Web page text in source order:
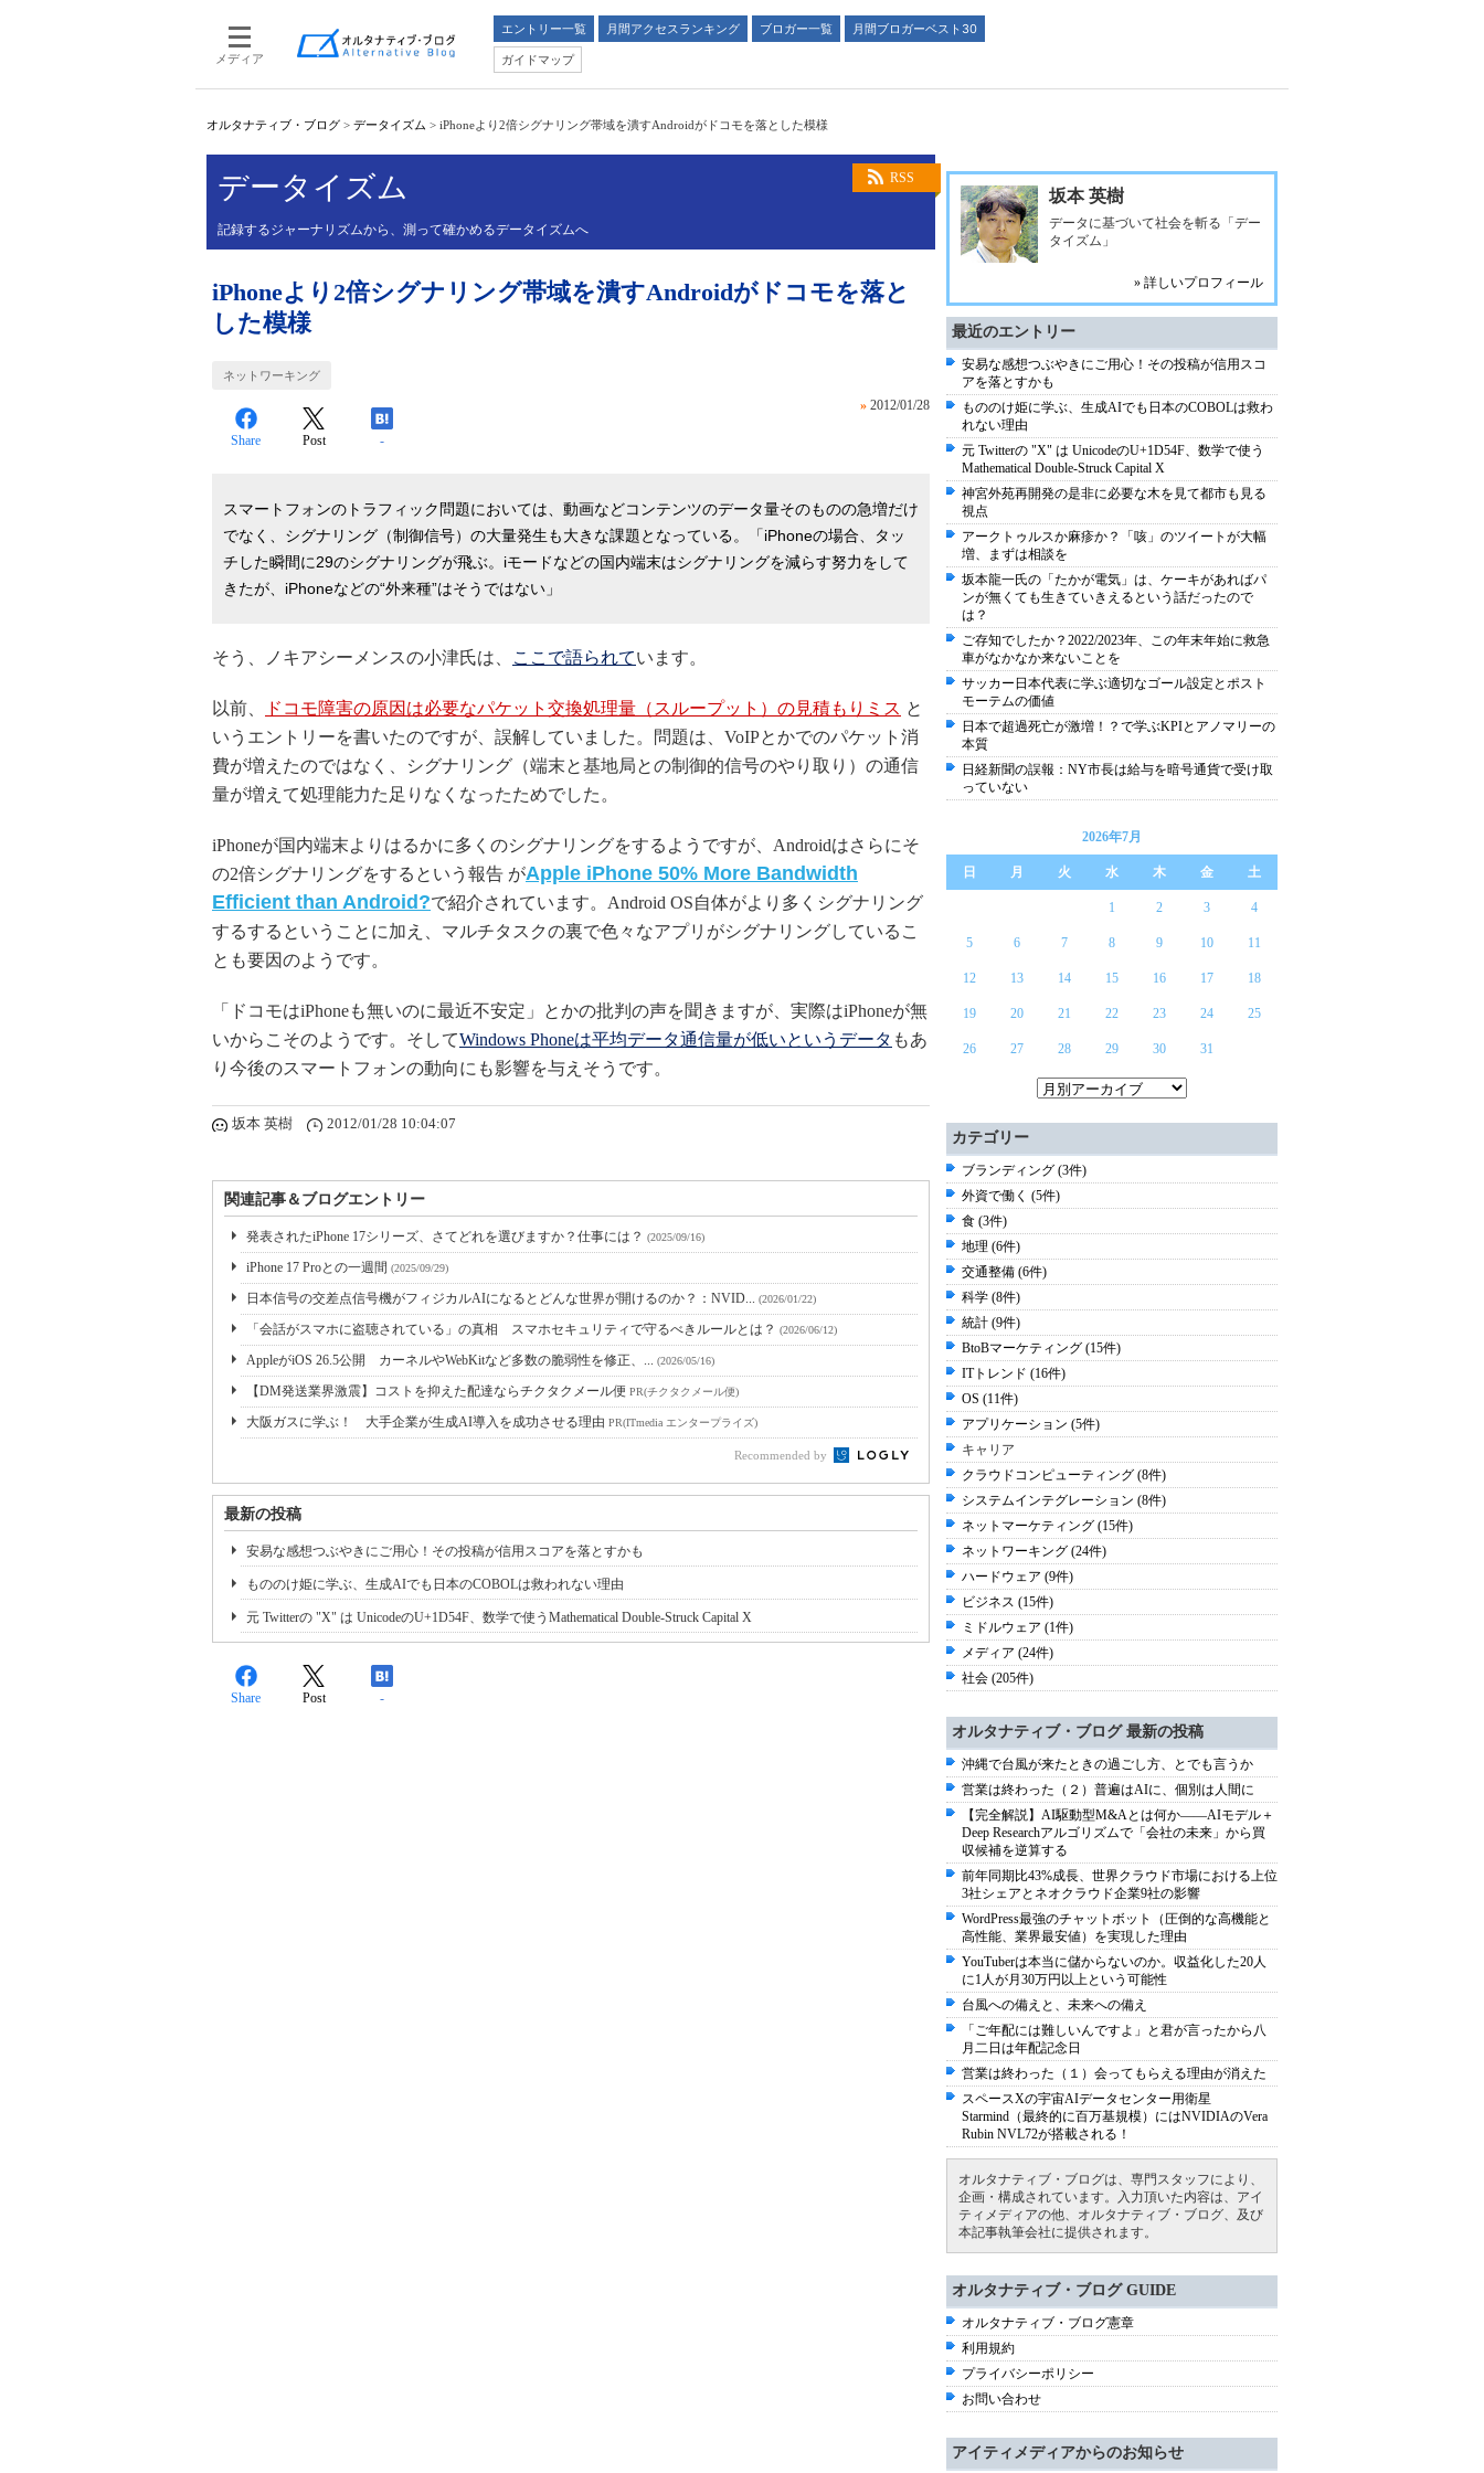
メディア
エントリー一覧 月間アクセスランキング ブロガー一覧
月間ブロガーベスト30
ガイドマップ
オルタナティブ・ブログ > データイズム > iPhoneより2倍シグナリング帯域を潰すAndroidがドコモを落とした模様
RSS
データイズム
記録するジャーナリズムから、測って確かめるデータイズムへ
iPhoneより2倍シグナリング帯域を潰すAndroidがドコモを落と
した模様
ネットワーキング
» 2012/01/28
Share Post -
スマートフォンのトラフィック問題においては、動画などコンテンツのデータ量そのものの急増だけ
でなく、シグナリング（制御信号）の大量発生も大きな課題となっている。「iPhoneの場合、タッ
チした瞬間に29のシグナリングが飛ぶ。iモードなどの国内端末はシグナリングを減らす努力をして
きたが、iPhoneなどの“外来種”はそうではない」
そう、ノキアシーメンスの小津氏は、 ここで語られています。
以前、 ドコモ障害の原因は必要なパケット交換処理量（スループット）の見積もりミス と
いうエントリーを書いたのですが、誤解していました。問題は、VoIPとかでのパケット消
費が増えたのではなく、シグナリング（端末と基地局との制御的信号のやり取り）の通信
量が増えて処理能力た足りなくなったためでした。
iPhoneが国内端末よりはるかに多くのシグナリングをするようですが、Androidはさらにそ
の2倍シグナリングをするという報告 がApple iPhone 50% More Bandwidth
Efficient than Android?で紹介されています。Android OS自体がより多くシグナリング
するするということに加え、マルチタスクの裏で色々なアプリがシグナリングしているこ
とも要因のようです。
「ドコモはiPhoneも無いのに最近不安定」とかの批判の声を聞きますが、実際はiPhoneが無
いからこそのようです。そしてWindows Phoneは平均データ通信量が低いというデータ もあ
り今後のスマートフォンの動向にも影響を与えそうです。
坂本 英樹 2012/01/28 10:04:07
関連記事＆ブログエントリー
発表されたiPhone 17シリーズ、さてどれを選びますか？仕事には？ (2025/09/16)
iPhone 17 Proとの一週間 (2025/09/29)
日本信号の交差点信号機がフィジカルAIになるとどんな世界が開けるのか？：NVID... (2026/01/22)
「会話がスマホに盗聴されている」の真相 スマホセキュリティで守るべきルールとは？ (2026/06/12)
AppleがiOS 26.5公開 カーネルやWebKitなど多数の脆弱性を修正、... (2026/05/16)
【DM発送業界激震】コストを抑えた配達ならチクタクメール便 PR(チクタクメール便)
大阪ガスに学ぶ！ 大手企業が生成AI導入を成功させる理由 PR(ITmedia エンタープライズ)
Recommended by
最新の投稿
安易な感想つぶやきにご用心！その投稿が信用スコアを落とすかも
もののけ姫に学ぶ、生成AIでも日本のCOBOLは救われない理由
元 Twitterの "X" は UnicodeのU+1D54F、数学で使うMathematical Double-Struck Capital X
Share Post -
坂本 英樹
データに基づいて社会を斬る「デー
タイズム」
» 詳しいプロフィール
最近のエントリー
安易な感想つぶやきにご用心！その投稿が信用スコ
アを落とすかも
もののけ姫に学ぶ、生成AIでも日本のCOBOLは救わ
れない理由
元 Twitterの "X" は UnicodeのU+1D54F、数学で使う
Mathematical Double-Struck Capital X
神宮外苑再開発の是非に必要な木を見て都市も見る
視点
アークトゥルスか麻疹か？「咳」のツイートが大幅
増、まずは相談を
坂本龍一氏の「たかが電気」は、ケーキがあればパ
ンが無くても生きていきえるという話だったので
は？
ご存知でしたか？2022/2023年、この年末年始に救急
車がなかなか来ないことを
サッカー日本代表に学ぶ適切なゴール設定とポスト
モーテムの価値
日本で超過死亡が激増！？で学ぶKPIとアノマリーの
本質
日経新聞の誤報：NY市長は給与を暗号通貨で受け取
っていない
2026年7月
日 月 火 水 木 金 土
1 2 3 4
5 6 7 8 9 10 11
12 13 14 15 16 17 18
19 20 21 22 23 24 25
26 27 28 29 30 31
カテゴリー
ブランディング (3件)
外資で働く (5件)
食 (3件)
地理 (6件)
交通整備 (6件)
科学 (8件)
統計 (9件)
BtoBマーケティング (15件)
ITトレンド (16件)
OS (11件)
アプリケーション (5件)
キャリア
クラウドコンピューティング (8件)
システムインテグレーション (8件)
ネットマーケティング (15件)
ネットワーキング (24件)
ハードウェア (9件)
ビジネス (15件)
ミドルウェア (1件)
メディア (24件)
社会 (205件)
オルタナティブ・ブログ 最新の投稿
沖縄で台風が来たときの過ごし方、とでも言うか
営業は終わった（２）普遍はAIに、個別は人間に
【完全解説】AI駆動型M&Aとは何か――AIモデル＋
Deep Researchアルゴリズムで「会社の未来」から買
収候補を逆算する
前年同期比43%成長、世界クラウド市場における上位
3社シェアとネオクラウド企業9社の影響
WordPress最強のチャットボット（圧倒的な高機能と
高性能、業界最安値）を実現した理由
YouTuberは本当に儲からないのか。収益化した20人
に1人が月30万円以上という可能性
台風への備えと、未来への備え
「ご年配には難しいんですよ」と君が言ったから八
月二日は年配記念日
営業は終わった（１）会ってもらえる理由が消えた
スペースXの宇宙AIデータセンター用衛星
Starmind（最終的に百万基規模）にはNVIDIAのVera
Rubin NVL72が搭載される！
オルタナティブ・ブログは、専門スタッフにより、
企画・構成されています。入力頂いた内容は、アイ
ティメディアの他、オルタナティブ・ブログ、及び
本記事執筆会社に提供されます。
オルタナティブ・ブログ GUIDE
オルタナティブ・ブログ憲章
利用規約
プライバシーポリシー
お問い合わせ
アイティメディアからのお知らせ